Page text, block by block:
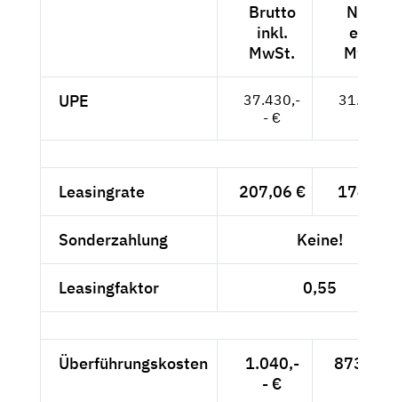
Brutto
inkl.
MwSt.
Netto
exkl.
MwSt.
UPE
37.430,-
- €
31.454,-
Leasingrate 207,06 € 174,-- €
Sonderzahlung Keine!
Leasingfaktor 0,55
Überführungskosten
1.040,-
- €
873,95